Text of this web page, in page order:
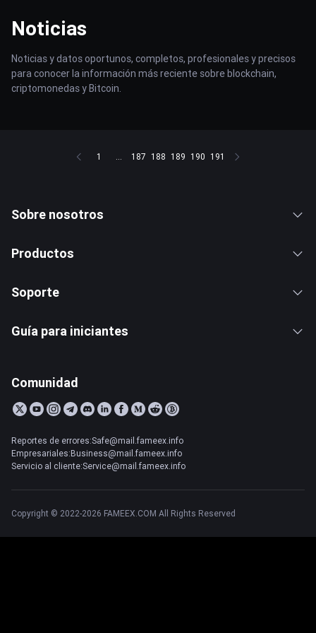
Noticias
Noticias y datos oportunos, completos, profesionales y precisos
para conocer la información más reciente sobre blockchain,
criptomonedas y Bitcoin.
1 ... 187 188 189 190 191
Sobre nosotros
Productos
Soporte
Guía para iniciantes
Comunidad
Reportes de errores:Safe@mail.fameex.info
Empresariales:Business@mail.fameex.info
Servicio al cliente:Service@mail.fameex.info
Copyright © 2022-2026 FAMEEX.COM All Rights Reserved